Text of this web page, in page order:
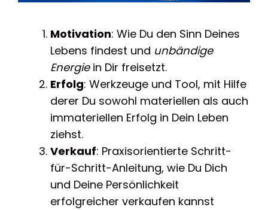
Motivation: Wie Du den Sinn Deines
Lebens findest und unbändige
Energie in Dir freisetzt.
Erfolg: Werkzeuge und Tool, mit Hilfe
derer Du sowohl materiellen als auch
immateriellen Erfolg in Dein Leben
ziehst.
Verkauf: Praxisorientierte Schritt-
für-Schritt-Anleitung, wie Du Dich
und Deine Persönlichkeit
erfolgreicher verkaufen kannst